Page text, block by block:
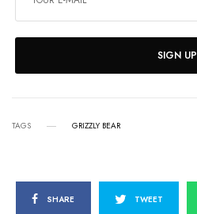
SIGN UP
TAGS GRIZZLY BEAR
SHARE TWEET